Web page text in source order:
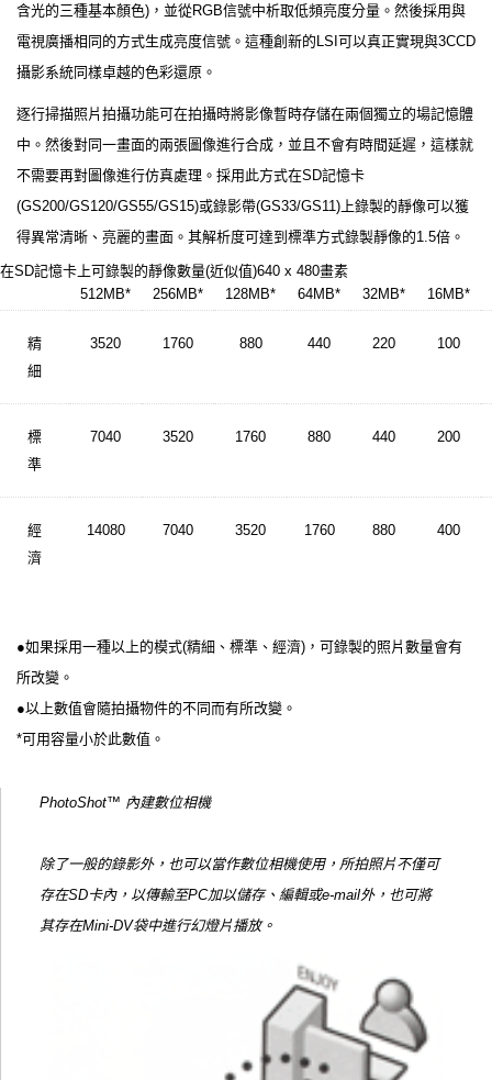
含光的三種基本顏色)，並從RGB信號中析取低頻亮度分量。然後採用與
電視廣播相同的方式生成亮度信號。這種創新的LSI可以真正實現與3CCD
攝影系統同樣卓越的色彩還原。
逐行掃描照片拍攝功能可在拍攝時將影像暫時存儲在兩個獨立的場記憶體
中。然後對同一畫面的兩張圖像進行合成，並且不會有時間延遲，這樣就
不需要再對圖像進行仿真處理。採用此方式在SD記憶卡
(GS200/GS120/GS55/GS15)或錄影帶(GS33/GS11)上錄製的靜像可以獲
得異常清晰、亮麗的畫面。其解析度可達到標準方式錄製靜像的1.5倍。
在SD記憶卡上可錄製的靜像數量(近似值)640 x 480畫素
512MB* 256MB* 128MB* 64MB* 32MB* 16MB*
精
細
3520 1760 880 440 220 100
標
準
7040 3520 1760 880 440 200
經
濟
14080 7040 3520 1760 880 400
●如果採用一種以上的模式(精細、標準、經濟)，可錄製的照片數量會有
所改變。
●以上數值會隨拍攝物件的不同而有所改變。
*可用容量小於此數值。
PhotoShot™ 內建數位相機
除了一般的錄影外，也可以當作數位相機使用，所拍照片不僅可
存在SD卡內，以傳輸至PC加以儲存、編輯或e-mail外，也可將
其存在Mini-DV袋中進行幻燈片播放。